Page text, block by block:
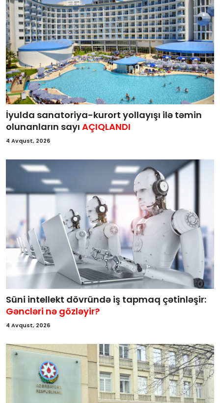
İyulda sanatoriya-kurort yollayışı ilə təmin
olunanların sayı AÇIQLANDI
4 Avqust, 2026
Süni intellekt dövründə iş tapmaq çətinləşir:
Gəncləri nə gözləyir?
4 Avqust, 2026